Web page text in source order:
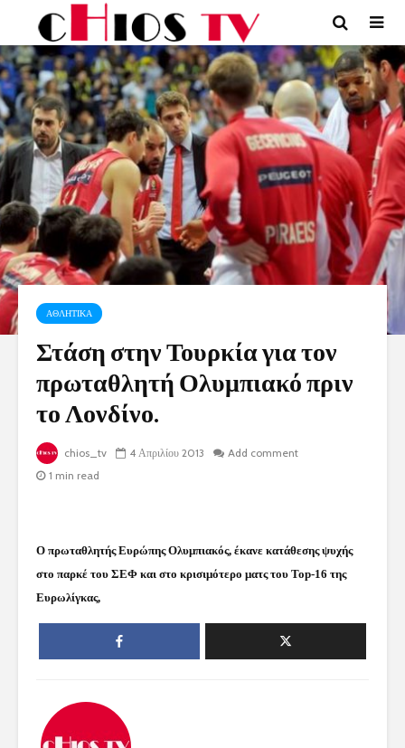
ΑΘΛΗΤΙΚΑ
Στάση στην Τουρκία για τον
πρωταθλητή Ολυμπιακό πριν
το Λονδίνο.
chios_tv 4 Απριλίου 2013
Add comment
1 min read
Ο πρωταθλητής Ευρώπης Ολυμπιακός, έκανε κατάθεσης ψυχής
στο παρκέ του ΣΕΦ και στο κρισιμότερο ματς του Top-16 της
Ευρωλίγκας,